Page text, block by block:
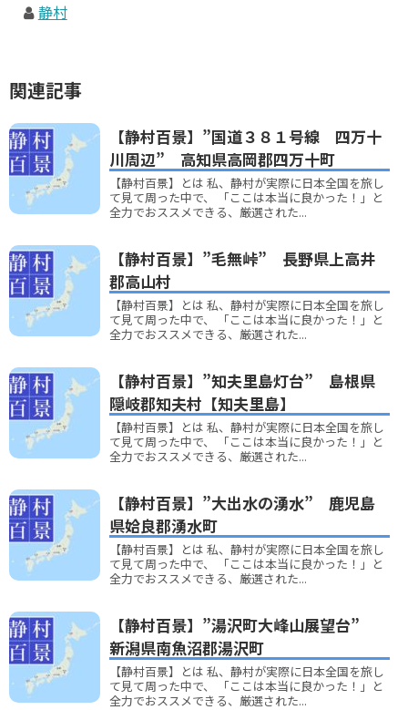
静村
関連記事
【静村百景】”国道３８１号線 四万十
川周辺” 高知県高岡郡四万十町
【静村百景】とは 私、静村が実際に日本全国を旅し
て見て周った中で、 「ここは本当に良かった！」と
全力でおススメできる、厳選された...
【静村百景】”毛無峠” 長野県上高井
郡高山村
【静村百景】とは 私、静村が実際に日本全国を旅し
て見て周った中で、 「ここは本当に良かった！」と
全力でおススメできる、厳選された...
【静村百景】”知夫里島灯台” 島根県
隠岐郡知夫村【知夫里島】
【静村百景】とは 私、静村が実際に日本全国を旅し
て見て周った中で、 「ここは本当に良かった！」と
全力でおススメできる、厳選された...
【静村百景】”大出水の湧水” 鹿児島
県姶良郡湧水町
【静村百景】とは 私、静村が実際に日本全国を旅し
て見て周った中で、 「ここは本当に良かった！」と
全力でおススメできる、厳選された...
【静村百景】”湯沢町大峰山展望台”
新潟県南魚沼郡湯沢町
【静村百景】とは 私、静村が実際に日本全国を旅し
て見て周った中で、 「ここは本当に良かった！」と
全力でおススメできる、厳選された...